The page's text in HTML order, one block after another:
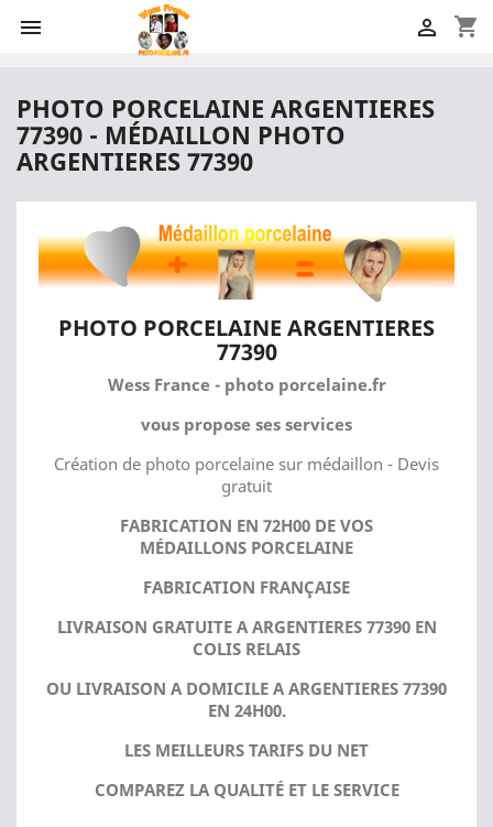
 shopping_cart

PHOTO PORCELAINE ARGENTIERES
77390 - MÉDAILLON PHOTO
ARGENTIERES 77390
PHOTO PORCELAINE ARGENTIERES
77390
Wess France - photo porcelaine.fr
vous propose ses services
Création de photo porcelaine sur médaillon - Devis
gratuit
FABRICATION EN 72H00 DE VOS
MÉDAILLONS PORCELAINE
FABRICATION FRANÇAISE
LIVRAISON GRATUITE A ARGENTIERES 77390 EN
COLIS RELAIS
OU LIVRAISON A DOMICILE A ARGENTIERES 77390
EN 24H00.
LES MEILLEURS TARIFS DU NET
COMPAREZ LA QUALITÉ ET LE SERVICE